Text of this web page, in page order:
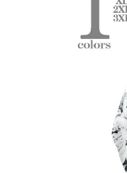
ございます。(例：裾にファスナ
がございます。また、お客様が
庫を共用しておりますので店頭